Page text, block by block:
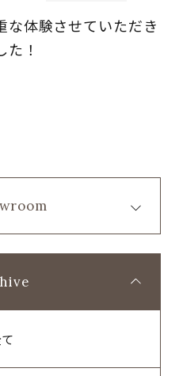
な体験させていただき
た！